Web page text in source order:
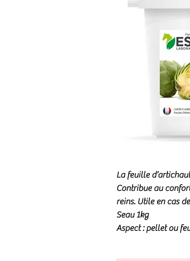
La feuille
Contribue au
reins. Utile en cas
Seau 1kg
Aspect : pellet ou